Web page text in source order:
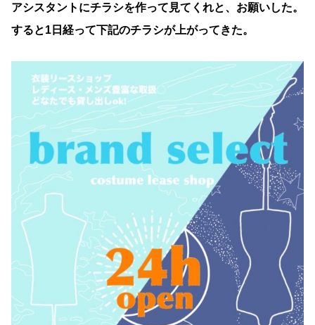
アシスタントにチラシを作って見てくれと、お願いした。
すると1日経って下記のチラシが上がってきた。